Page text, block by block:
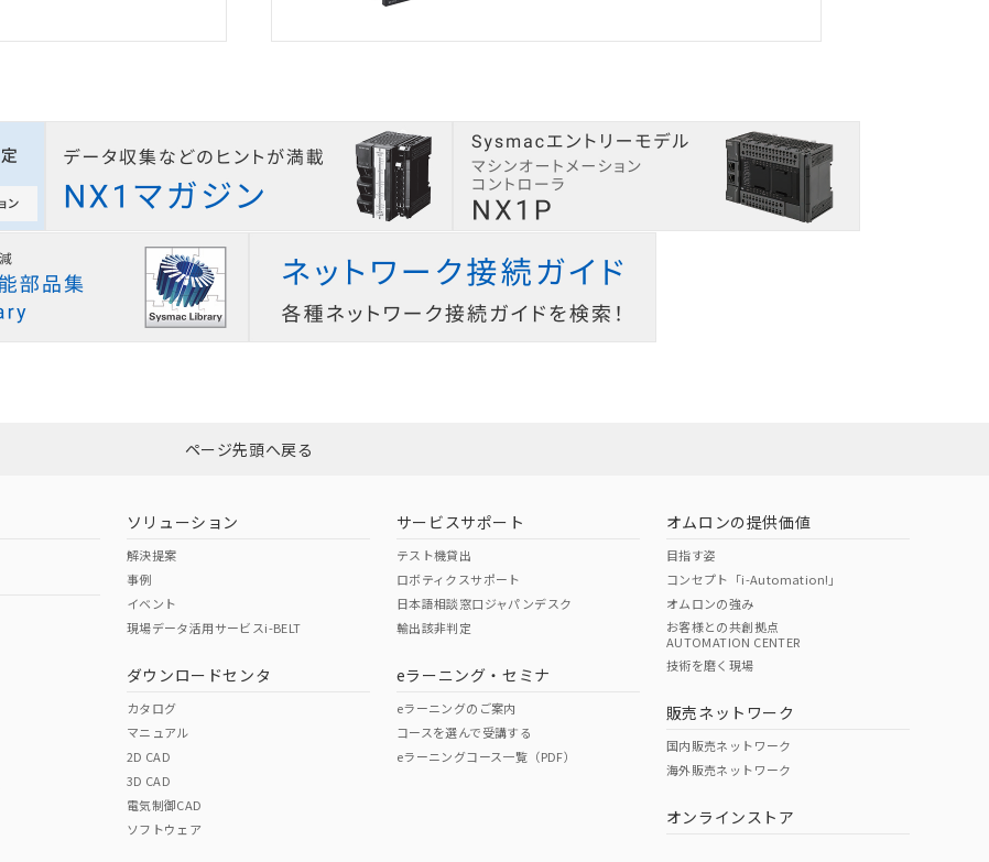
ページ先頭へ戻る
ソリューション
解決提案
事例
イベント
現場データ活用サービスi-BELT
ダウンロードセンタ
カタログ
マニュアル
2D CAD
3D CAD
電気制御CAD
ソフトウェア
サービスサポート
テスト機貸出
ロボティクスサポート
日本語相談窓口ジャパンデスク
輸出該非判定
eラーニング・セミナ
eラーニングのご案内
コースを選んで受講する
eラーニングコース一覧（PDF）
オムロンの提供価値
目指す姿
コンセプト「i-Automation!」
オムロンの強み
お客様との共創拠点
AUTOMATION CENTER
技術を磨く現場
販売ネットワーク
国内販売ネットワーク
海外販売ネットワーク
オンラインストア